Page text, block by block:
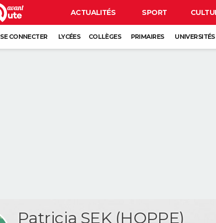
ACTUALITÉS SPORT
SE CONNECTER LYCÉES COLLÈGES PRIMAIRES UNIVERSITÉS
Patricia SEK (HOPPE)